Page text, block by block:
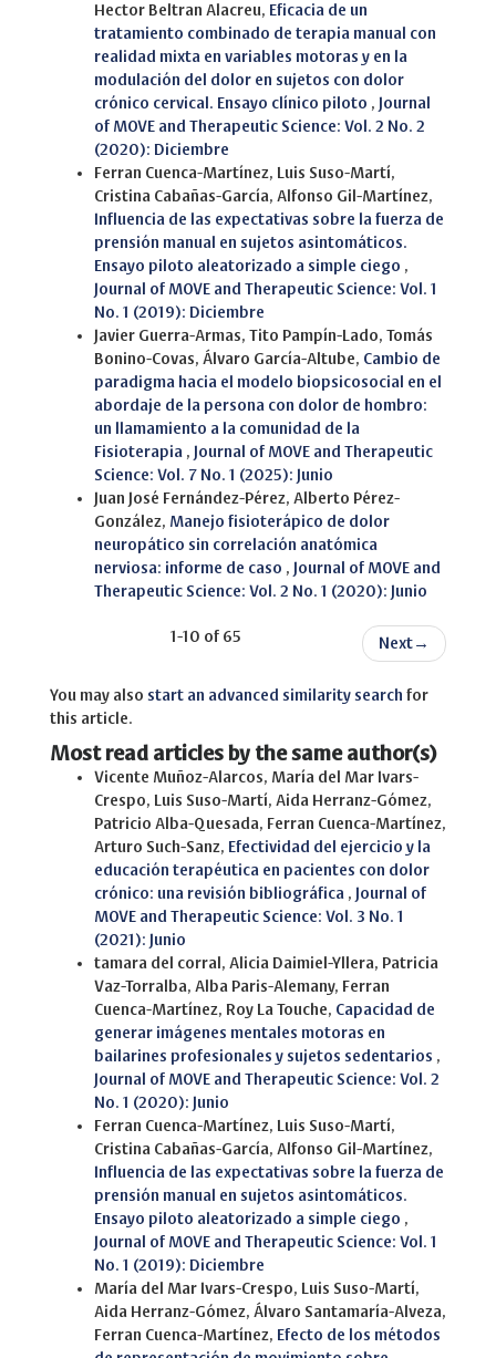
Hector Beltran Alacreu, Eficacia de un
tratamiento combinado de terapia manual con
realidad mixta en variables motoras y en la
modulación del dolor en sujetos con dolor
crónico cervical. Ensayo clínico piloto , Journal
of MOVE and Therapeutic Science: Vol. 2 No. 2
(2020): Diciembre
Ferran Cuenca-Martínez, Luis Suso-Martí,
Cristina Cabañas-García, Alfonso Gil-Martínez,
Influencia de las expectativas sobre la fuerza de
prensión manual en sujetos asintomáticos.
Ensayo piloto aleatorizado a simple ciego ,
Journal of MOVE and Therapeutic Science: Vol. 1
No. 1 (2019): Diciembre
Javier Guerra-Armas, Tito Pampín-Lado, Tomás
Bonino-Covas, Álvaro García-Altube, Cambio de
paradigma hacia el modelo biopsicosocial en el
abordaje de la persona con dolor de hombro:
un llamamiento a la comunidad de la
Fisioterapia , Journal of MOVE and Therapeutic
Science: Vol. 7 No. 1 (2025): Junio
Juan José Fernández-Pérez, Alberto Pérez-
González, Manejo fisioterápico de dolor
neuropático sin correlación anatómica
nerviosa: informe de caso , Journal of MOVE and
Therapeutic Science: Vol. 2 No. 1 (2020): Junio
1-10 of 65 Next →
You may also start an advanced similarity search for
this article.
Most read articles by the same author(s)
Vicente Muñoz-Alarcos, María del Mar Ivars-
Crespo, Luis Suso-Martí, Aida Herranz-Gómez,
Patricio Alba-Quesada, Ferran Cuenca-Martínez,
Arturo Such-Sanz, Efectividad del ejercicio y la
educación terapéutica en pacientes con dolor
crónico: una revisión bibliográfica , Journal of
MOVE and Therapeutic Science: Vol. 3 No. 1
(2021): Junio
tamara del corral, Alicia Daimiel-Yllera, Patricia
Vaz-Torralba, Alba Paris-Alemany, Ferran
Cuenca-Martínez, Roy La Touche, Capacidad de
generar imágenes mentales motoras en
bailarines profesionales y sujetos sedentarios ,
Journal of MOVE and Therapeutic Science: Vol. 2
No. 1 (2020): Junio
Ferran Cuenca-Martínez, Luis Suso-Martí,
Cristina Cabañas-García, Alfonso Gil-Martínez,
Influencia de las expectativas sobre la fuerza de
prensión manual en sujetos asintomáticos.
Ensayo piloto aleatorizado a simple ciego ,
Journal of MOVE and Therapeutic Science: Vol. 1
No. 1 (2019): Diciembre
María del Mar Ivars-Crespo, Luis Suso-Martí,
Aida Herranz-Gómez, Álvaro Santamaría-Alveza,
Ferran Cuenca-Martínez, Efecto de los métodos